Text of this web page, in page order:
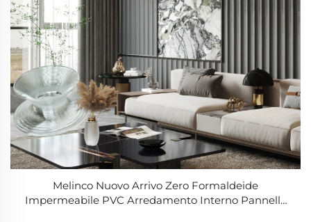
Melinco Nuovo Arrivo Zero Formaldeide
Impermeabile PVC Arredamento Interno Pannello